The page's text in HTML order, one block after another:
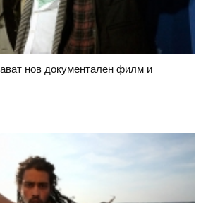
нов документален филм и